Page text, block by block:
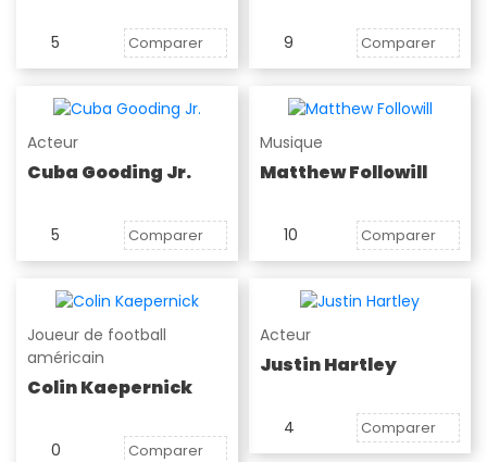
5 Comparer 9 Comparer
Acteur
Cuba Gooding Jr.
5 Comparer
Musique
Matthew Followill
10 Comparer
Joueur de football
américain
Colin Kaepernick
0 Comparer
Acteur
Justin Hartley
4 Comparer